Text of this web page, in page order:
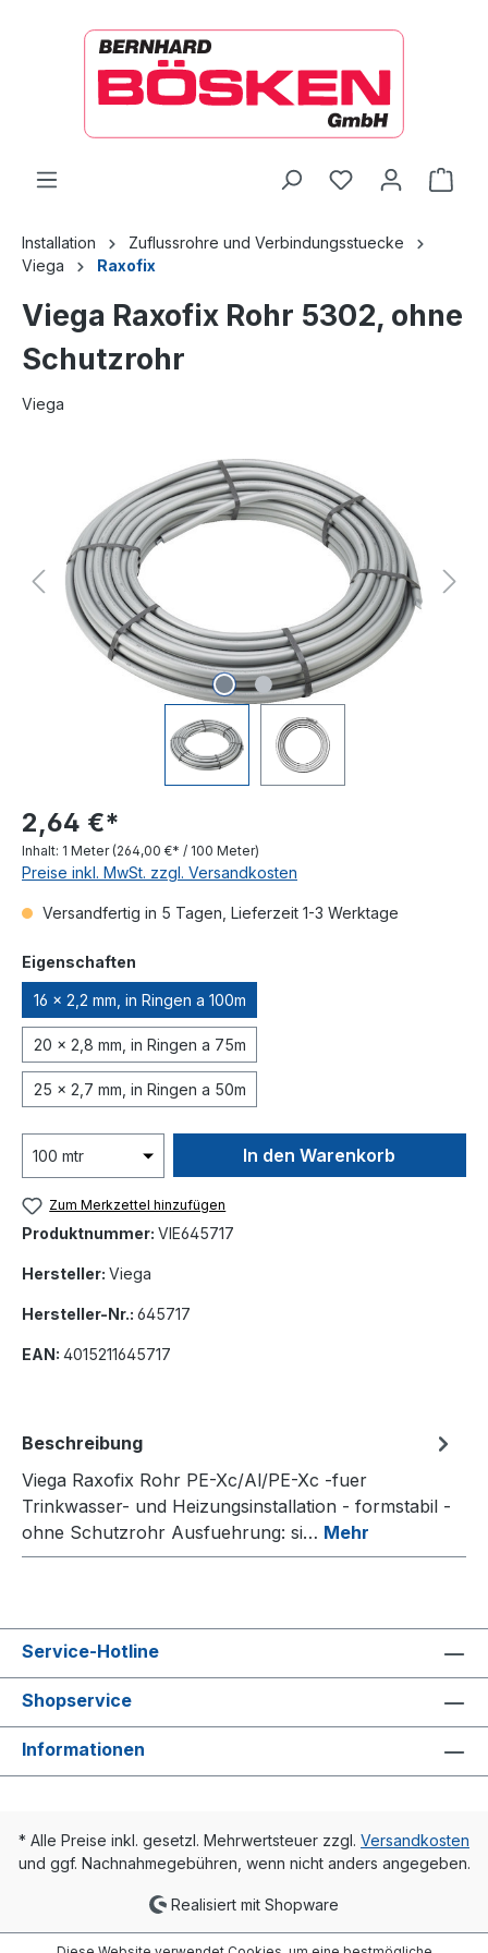
Installation
Zuflussrohre und Verbindungsstuecke
Viega
Raxofix
Viega Raxofix Rohr 5302, ohne
Schutzrohr
Viega
Bildergalerie überspringen
2,64 €*
Inhalt: 1 Meter (264,00 €* / 100 Meter)
Preise inkl. MwSt. zzgl. Versandkosten
Versandfertig in 5 Tagen, Lieferzeit 1-3 Werktage
Eigenschaften
16 x 2,2 mm, in Ringen a 100m
20 x 2,8 mm, in Ringen a 75m
25 x 2,7 mm, in Ringen a 50m
In den Warenkorb
Zum Merkzettel hinzufügen
Produktnummer: VIE645717
Hersteller: Viega
Hersteller-Nr.: 645717
EAN: 4015211645717
Beschreibung
Viega Raxofix Rohr PE-Xc/Al/PE-Xc -fuer
Trinkwasser- und Heizungsinstallation - formstabil -
ohne Schutzrohr Ausfuehrung: si… Mehr
Service-Hotline
Shopservice
Informationen
* Alle Preise inkl. gesetzl. Mehrwertsteuer zzgl. Versandkosten
und ggf. Nachnahmegebühren, wenn nicht anders angegeben.
Realisiert mit Shopware